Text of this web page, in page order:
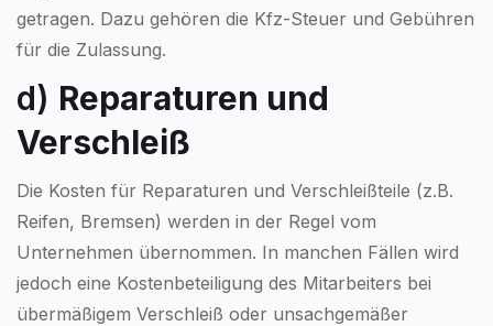
getragen. Dazu gehören die Kfz-Steuer und Gebühren
für die Zulassung.
d) Reparaturen und
Verschleiß
Die Kosten für Reparaturen und Verschleißteile (z.B.
Reifen, Bremsen) werden in der Regel vom
Unternehmen übernommen. In manchen Fällen wird
jedoch eine Kostenbeteiligung des Mitarbeiters bei
übermäßigem Verschleiß oder unsachgemäßer